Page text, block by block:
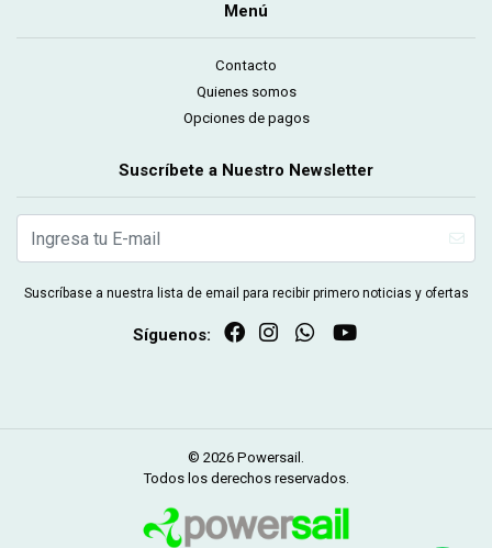
Menú
Contacto
Quienes somos
Opciones de pagos
Suscríbete a Nuestro Newsletter
Suscríbase a nuestra lista de email para recibir primero noticias y ofertas
Síguenos:
© 2026 Powersail.
Todos los derechos reservados.